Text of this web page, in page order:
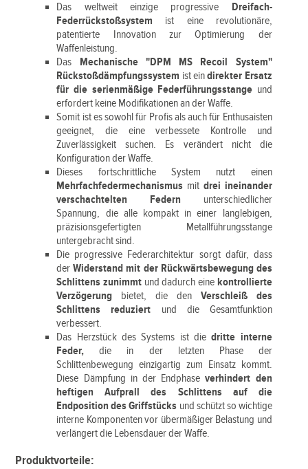
Das weltweit einzige progressive Dreifach-
Federrückstoßsystem ist eine revolutionäre,
patentierte Innovation zur Optimierung der
Waffenleistung.
Das Mechanische "DPM MS Recoil System"
Rückstoßdämpfungssystem ist eindirekter Ersatz
für die serienmäßige Federführungsstange und
erfordert keine Modifikationen an der Waffe.
Somit ist es sowohl für Profis als auch für Enthusaisten
geeignet, die eine verbessete Kontrolle und
Zuverlässigkeit suchen. Es verändert nicht die
Konfiguration der Waffe.
Dieses fortschrittliche System nutzt einen
Mehrfachfedermechanismus mit drei ineinander
verschachtelten Federn unterschiedlicher
Spannung, die alle kompakt in einer langlebigen,
präzisionsgefertigten Metallführungsstange
untergebracht sind.
Die progressive Federarchitektur sorgt dafür, dass
derWiderstand mit der Rückwärtsbewegung des
Schlittens zunimmt und dadurch eine kontrollierte
Verzögerung bietet, die den Verschleiß des
Schlittens reduziert und die Gesamtfunktion
verbessert.
Das Herzstück des Systems ist diedritte interne
Feder, die in der letzten Phase der
Schlittenbewegung einzigartig zum Einsatz kommt.
Diese Dämpfung in der Endphaseverhindert den
heftigen Aufprall des Schlittens auf die
Endposition des Griffstücks und schützt so wichtige
interne Komponenten vor übermäßiger Belastung und
verlängert die Lebensdauer der Waffe.
Produktvorteile: